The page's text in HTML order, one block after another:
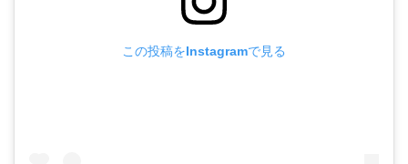
この投稿をInstagramで見る